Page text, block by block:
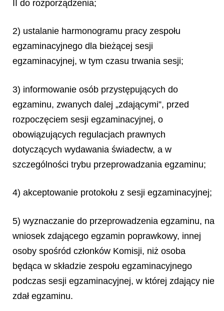
II do rozporządzenia;
2) ustalanie harmonogramu pracy zespołu
egzaminacyjnego dla bieżącej sesji
egzaminacyjnej, w tym czasu trwania sesji;
3) informowanie osób przystępujących do
egzaminu, zwanych dalej „zdającymi”, przed
rozpoczęciem sesji egzaminacyjnej, o
obowiązujących regulacjach prawnych
dotyczących wydawania świadectw, a w
szczególności trybu przeprowadzania egzaminu;
4) akceptowanie protokołu z sesji egzaminacyjnej;
5) wyznaczanie do przeprowadzenia egzaminu, na
wniosek zdającego egzamin poprawkowy, innej
osoby spośród członków Komisji, niż osoba
będąca w składzie zespołu egzaminacyjnego
podczas sesji egzaminacyjnej, w której zdający nie
zdał egzaminu.